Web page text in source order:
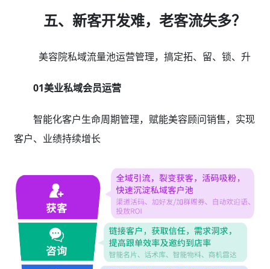
五、新客开发难，老客流失多？
美容院私域流量池运营管理，搞定拓、留、锁、升
01美业私域会员运营
智能化客户生命周期管理，赋能美容顾问销售，实现
客户、业绩持续增长